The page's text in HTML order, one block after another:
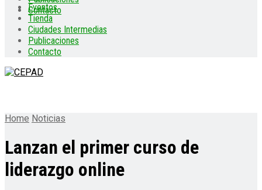
Contacto
Eventos
Tienda
Ciudades Intermedias
Publicaciones
Contacto
Home Noticias
Lanzan el primer curso de
liderazgo online